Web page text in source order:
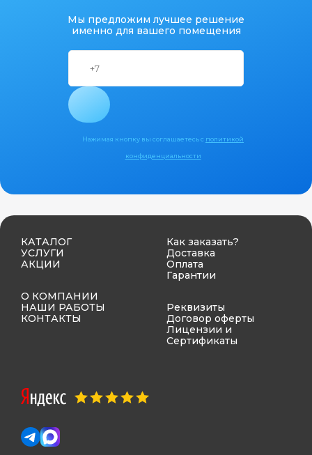
Мы предложим лучшее решение
именно для вашего помещения
Нажимая кнопку вы соглашаетесь с политикой
конфиденциальности
КАТАЛОГ
УСЛУГИ
АКЦИИ
О КОМПАНИИ
НАШИ РАБОТЫ
КОНТАКТЫ
Как заказать?
Доставка
Оплата
Гарантии
Реквизиты
Договор оферты
Лицензии и
Сертификаты